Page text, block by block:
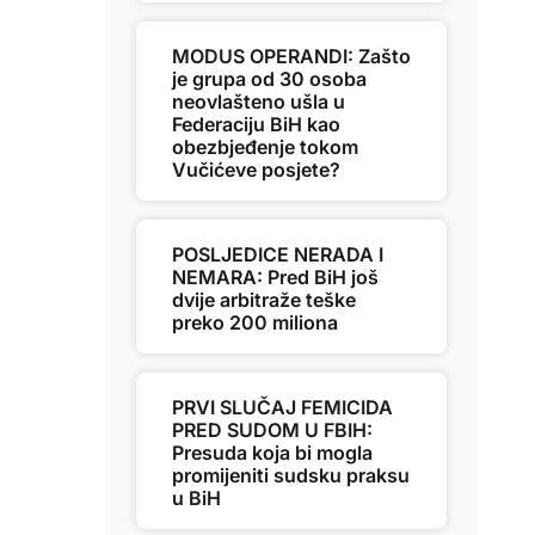
MODUS OPERANDI: Zašto
je grupa od 30 osoba
neovlašteno ušla u
Federaciju BiH kao
obezbjeđenje tokom
Vučićeve posjete?
POSLJEDICE NERADA I
NEMARA: Pred BiH još
dvije arbitraže teške
preko 200 miliona
PRVI SLUČAJ FEMICIDA
PRED SUDOM U FBIH:
Presuda koja bi mogla
promijeniti sudsku praksu
u BiH